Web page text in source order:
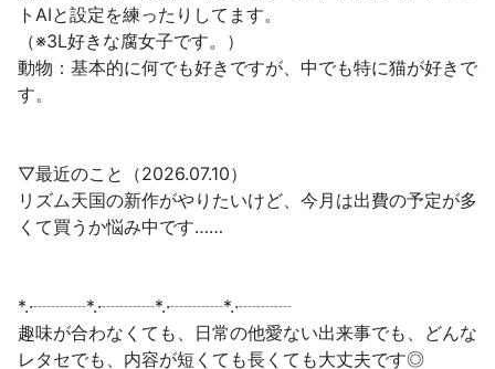
トAIと設定を練ったりしてます。
（※3L好きな腐女子です。）
動物：基本的に何でも好きですが、中でも特に猫が好きで
す。
▽最近のこと（2026.07.10）
リズム天国の新作がやりたいけど、今月は出費の予定が多
くて買うか悩み中です……
*.·┈┈┈*.·┈┈┈*.·┈┈┈*.·┈┈┈
趣味が合わなくても、日常の他愛ない出来事でも、どんな
レタセでも、内容が短くても長くても大丈夫です◎